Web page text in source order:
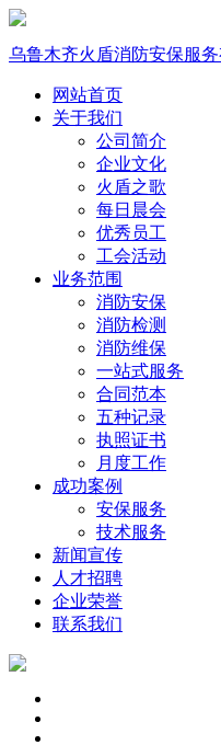
乌鲁木齐火盾消防安保服务
网站首页
关于我们
公司简介
企业文化
火盾之歌
每日晨会
优秀员工
工会活动
业务范围
消防安保
消防检测
消防维保
一站式服务
合同范本
五种记录
执照证书
月度工作
成功案例
安保服务
技术服务
新闻宣传
人才招聘
企业荣誉
联系我们